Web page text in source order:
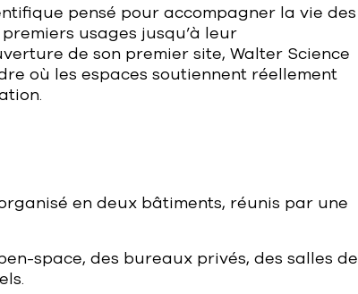
pensé pour accompagner la vie des
usages jusqu’à leur
de son premier site, Walter Science
où les espaces soutiennent réellement
en deux bâtiments, réunis par une
space, des bureaux privés, des salles de